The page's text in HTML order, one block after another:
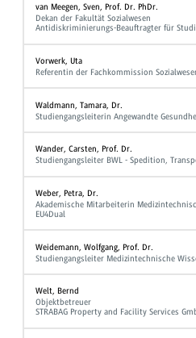
van Meegen, Sven, Prof. Dr. PhDr.
Dekan der Fakultät Sozialwesen
Antidiskriminierungs-Beauftragter für
Vorwerk, Uta
Referentin der Fachkommission
Waldmann, Tamara, Dr.
Studiengangsleiterin Angewandte
Wander, Carsten, Prof. Dr.
Studiengangsleiter BWL - Spedition,
Weber, Petra, Dr.
Akademische Mitarbeiterin
EU4Dual
Weidemann, Wolfgang, Prof. Dr.
Studiengangsleiter Medizintechnische
Welt, Bernd
Objektbetreuer
STRABAG Property and Facility Services